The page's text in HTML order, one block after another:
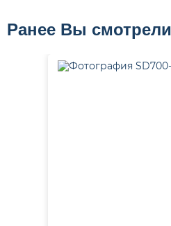
Ранее Вы смотрели